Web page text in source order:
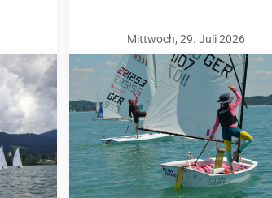
Mittwoch, 29. Juli 2026